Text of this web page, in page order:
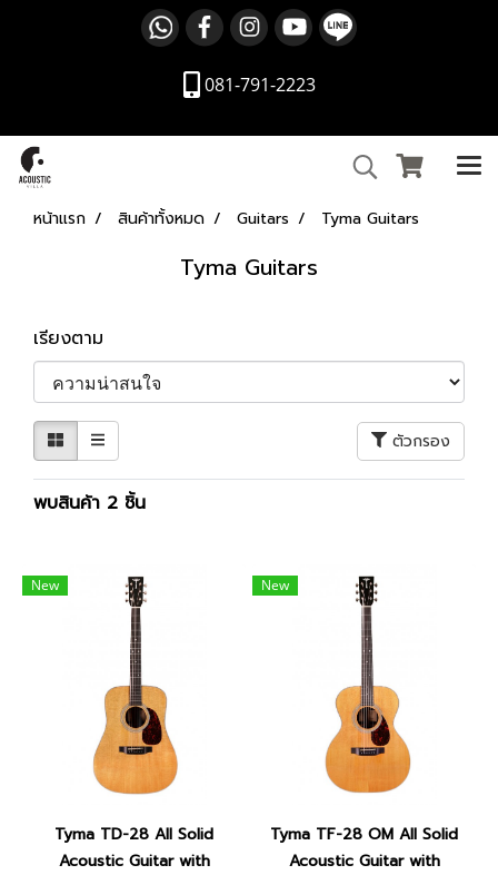
081-791-2223
หน้าแรก สินค้าทั้งหมด Guitars Tyma Guitars
Tyma Guitars
เรียงตาม
ตัวกรอง
พบสินค้า 2 ชิ้น
New
Tyma TD-28 All Solid
Acoustic Guitar with
New
Tyma TF-28 OM All Solid
Acoustic Guitar with